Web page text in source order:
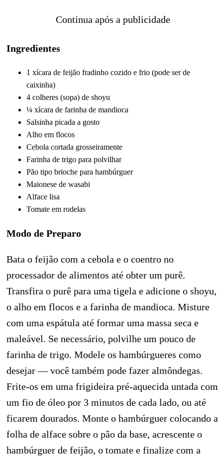
Continua após a publicidade
Ingredientes
1 xícara de feijão fradinho cozido e frio (pode ser de
caixinha)
4 colheres (sopa) de shoyu
¼ xícara de farinha de mandioca
Salsinha picada a gosto
Alho em flocos
Cebola cortada grosseiramente
Farinha de trigo para polvilhar
Pão tipo brioche para hambúrguer
Maionese de wasabi
Alface lisa
Tomate em rodelas
Modo de Preparo
Bata o feijão com a cebola e o coentro no
processador de alimentos até obter um purê.
Transfira o purê para uma tigela e adicione o shoyu,
o alho em flocos e a farinha de mandioca. Misture
com uma espátula até formar uma massa seca e
maleável. Se necessário, polvilhe um pouco de
farinha de trigo. Modele os hambúrgueres como
desejar — você também pode fazer almôndegas.
Frite-os em uma frigideira pré-aquecida untada com
um fio de óleo por 3 minutos de cada lado, ou até
ficarem dourados. Monte o hambúrguer colocando a
folha de alface sobre o pão da base, acrescente o
hambúrguer de feijão, o tomate e finalize com a